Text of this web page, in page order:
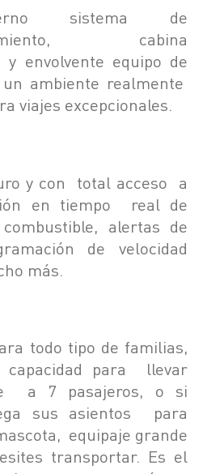
sistema de
cabina
envolvente equipo de
ambiente realmente
viajes excepcionales.
y con total acceso a
en tiempo real de
alertas de
de velocidad
más.
todo tipo de familias,
capacidad para llevar
a 7 pasajeros, o si
sus asientos para
equipaje grande
transportar. Es el